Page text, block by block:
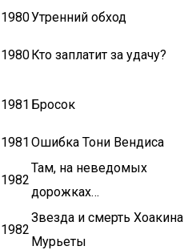
1980Утренний обход
1980Кто заплатит за удачу?
1981 Бросок
1981 Ошибка Тони Вендиса
1982
Там, на неведомых
дорожках…
1982
Звезда и смерть Хоакина
Мурьеты